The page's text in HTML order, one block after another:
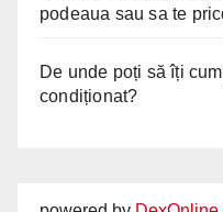
podeaua sau sa te
De unde poți să îți
condiționat?